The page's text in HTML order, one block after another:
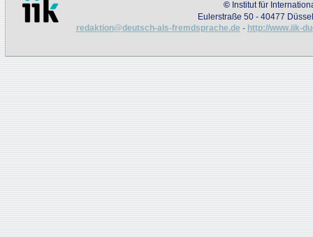
© Institut für
Eulerstraße 50 - 40477
redaktion@deutsch-als-fremdsprache.de - http://www.iik-